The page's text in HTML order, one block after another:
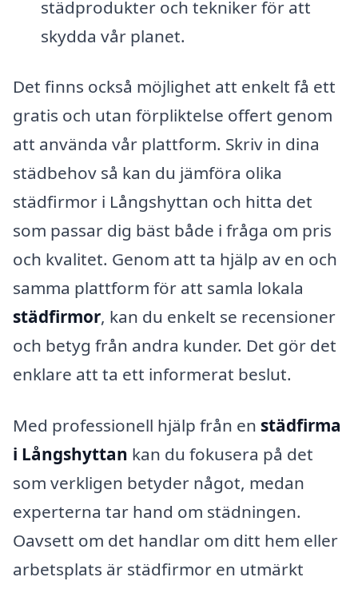
städprodukter och tekniker för att
skydda vår planet.
Det finns också möjlighet att enkelt få ett
gratis och utan förpliktelse offert genom
att använda vår plattform. Skriv in dina
städbehov så kan du jämföra olika
städfirmor i Långshyttan och hitta det
som passar dig bäst både i fråga om pris
och kvalitet. Genom att ta hjälp av en och
samma plattform för att samla lokala
städfirmor, kan du enkelt se recensioner
och betyg från andra kunder. Det gör det
enklare att ta ett informerat beslut.
Med professionell hjälp från en städfirma
i Långshyttan kan du fokusera på det
som verkligen betyder något, medan
experterna tar hand om städningen.
Oavsett om det handlar om ditt hem eller
arbetsplats är städfirmor en utmärkt